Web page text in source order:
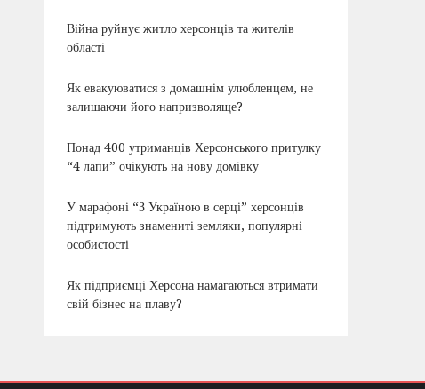
Війна руйнує житло херсонців та жителів
області
Як евакуюватися з домашнім улюбленцем, не
залишаючи його напризволяще?
Понад 400 утриманців Херсонського притулку
“4 лапи” очікують на нову домівку
У марафоні “З Україною в серці” херсонців
підтримують знамениті земляки, популярні
особистості
Як підприємці Херсона намагаються втримати
свій бізнес на плаву?